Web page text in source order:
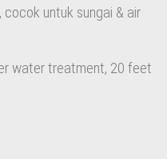
untuk sungai & air